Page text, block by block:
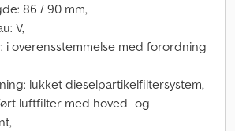
86 / 90 mm,
V,
i overensstemmelse med forordning
lukket dieselpartikelfiltersystem,
luftfilter med hoved- og